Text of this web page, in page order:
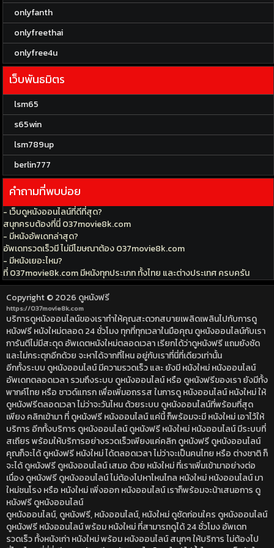
onlyfanth
onlyfreethai
onlyfree4u
เว็บพันธมิตร
lsm65
s65win
lsm789up
berlin777
คำถามที่พบบ่อย
- เว็บดูหนังออนไลน์ที่ดีที่สุด?
สนุกครบต้องที่นี่ 037movie8k.com
- มีหนังอัพเดทล่าสุด?
อัพเดทรวดเร็วมี ไม่มีโฆษณาต้อง 037movie8k.com
- มีหนังเยอะไหม?
ที่ 037movie8k.com มีหนังทุกประเภท ทั้งไทย และต่างประเทศ ครบครัน
Copyright © 2026 ดูหนังฟรี
https://037movie8k.com
บริการดูหนังออนไลน์ของเราทำให้คุณสะดวกสบายเพลิดเพลินไปกับการดู
หนังฟรี หนังใหม่ตลอด 24 ชั่วโมง ทุกที่ทุกเวลาในมือคุณ ดูหนังออนไลน์กับเรา
การันตีไม่มีสะดุด อัพเดตหนังใหม่ตลอดเวลา เรียกได้ว่าดูหนังฟรี แถมยังชัด
และไม่กระตุกอีกด้วย จะหาได้จากที่ไหน อยู่กับเราที่นี่ที่เดียวเท่านั้น
อีกทั้งระบบ ดูหนังออนไลน์ มีความรวดเร็ว และ ยังมี หนังใหม่ หนังออนไลน์
อัพเดทตลอดเวลา รวมถึงระบบ ดูหนังออนไลน์ หรือ ดูหนังฟรีของเรา ยังมีทั้ง
พากค์ไทย หรือ ซาวด์แทรก เพื่อเพิ่มอถรรส ในการดู หนังออนไลน์ หนังใหม่ ให้
ดูหนังฟรีตลอดเวลา ไม่ว่าจะวันไหน ด้วยระบบ ดูหนังออนไลน์ที่พร้อมที่สุด
เพียง คลิกเข้ามา ที่ ดูหนังฟรี หนังออนไลน์ แค่นี้ ก็พร้อมจะมี หนังใหม่ เอาไว้ให้
บริการ อีกทั้งบริการ ดูหนังออนไลน์ ดูหนังฟรี หนังใหม่ หนังออนไลน์ มีระบบที่
สเถียร พร้อมให้บริการอย่างรวดเร็วเพียงแค่คลิก ดูหนังฟรี ดูหนังออนไลน์
คุณก็จะได้ ดูหนังฟรี หนังใหม่ ได้ตลอดเวลา ไม่ว่าจะเป็นคนไทย หรือ ต่างชาติ ก็
จะได้ ดูหนังฟรี ดูหนังออนไลน์ เสมอ ด้วย หนังใหม่ ที่เราเพิ่มเข้ามาอย่างต่อ
เนื่อง ดูหนังฟรี ดูหนังออนไลน์ ไม่ต้องไปหาไหนไกล หนังใหม่ หนังออนไลน์ มา
ใหม่ชนโรง หรือ หนังใหม่ เพิ่งออก หนังออนไลน์ เราก็พร้อมจะน้าเสนอการ ดู
หนังฟรี ดูหนังออนไลน์
ดูหนังออนไลน์, ดูหนังฟรี, หนังออนไลน์, หนังใหม่ ดูชัดก่อนใคร ดูหนังออนไลน์
ดูหนังฟรี หนังออนไลน์ พร้อม หนังใหม่ ที่สามารถดูได้ 24 ชั่วโมง อัพเดท
รวดเร็ว ทั้งหนังเก่า หนังใหม่ พร้อม หนังออนไลน์ สนุกๆ ให้บริการ ไม่ต้องไป